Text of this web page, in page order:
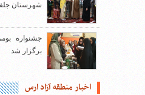
شهرستان
جشنواره
برگزار شد
اخبار منطقه آزاد ارس